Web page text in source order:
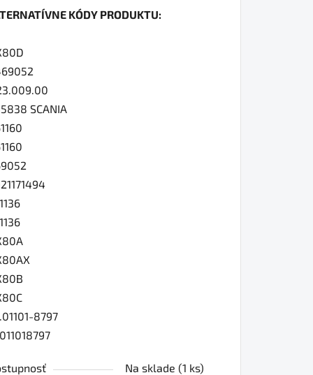
KÓDY PRODUKTU:
SCANIA
8797
Na sklade (1 ks)